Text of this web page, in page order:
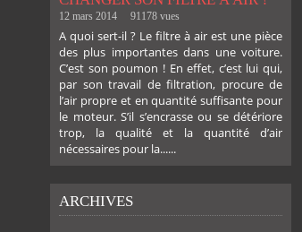
12 mars 2014 91178 vues
A quoi sert-il ? Le filtre à air est une pièce
des plus importantes dans une voiture.
C’est son poumon ! En effet, c’est lui qui,
par son travail de filtration, procure de
l’air propre et en quantité suffisante pour
le moteur. S’il s’encrasse ou se détériore
trop, la qualité et la quantité d’air
nécessaires pour la......
ARCHIVES